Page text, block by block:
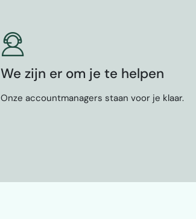
We zijn er om je te helpen
Onze accountmanagers staan voor je klaar.